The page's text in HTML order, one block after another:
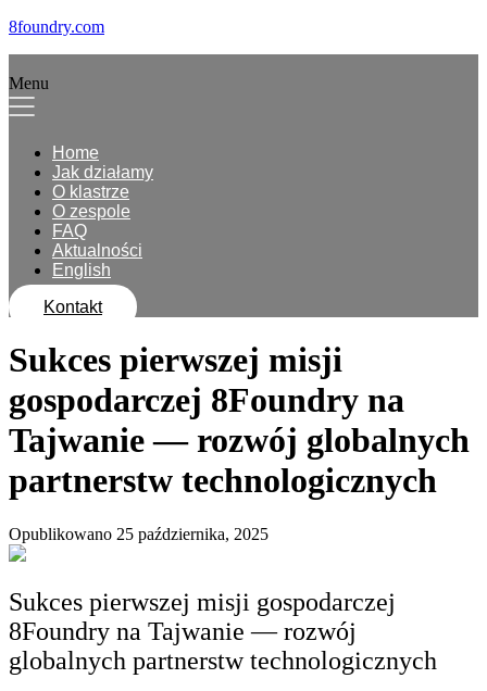
8foundry.com
Menu
Home
Jak działamy
O klastrze
O zespole
FAQ
Aktualności
English
Kontakt
Sukces pierwszej misji
gospodarczej 8Foundry na
Tajwanie — rozwój globalnych
partnerstw technologicznych
Opublikowano 25 października, 2025
Sukces pierwszej misji gospodarczej
8Foundry na Tajwanie — rozwój
globalnych partnerstw technologicznych